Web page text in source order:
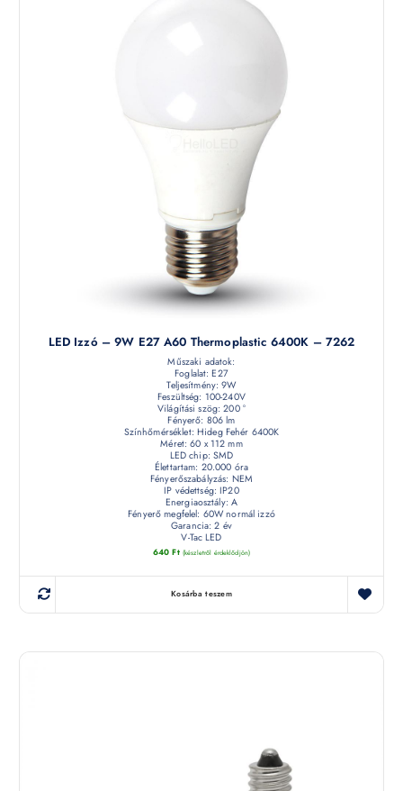
LED Izzó – 9W E27 A60 Thermoplastic 6400K – 7262
Műszaki adatok:
Foglalat: E27
Teljesítmény: 9W
Feszültség: 100-240V
Világítási szög: 200 °
Fényerő: 806 lm
Színhőmérséklet: Hideg Fehér 6400K
Méret: 60 x 112 mm
LED chip: SMD
Élettartam: 20.000 óra
Fényerőszabályzás: NEM
IP védettség: IP20
Energiaosztály: A
Fényerő megfelel: 60W normál izzó
Garancia: 2 év
V-Tac LED
640Ft (készletről érdeklődjön)
Kosárba teszem